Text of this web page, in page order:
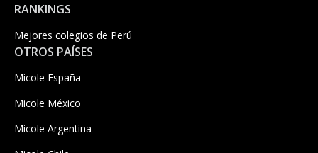
RANKINGS
Mejores colegios de Perú
OTROS PAÍSES
Micole España
Micole México
Micole Argentina